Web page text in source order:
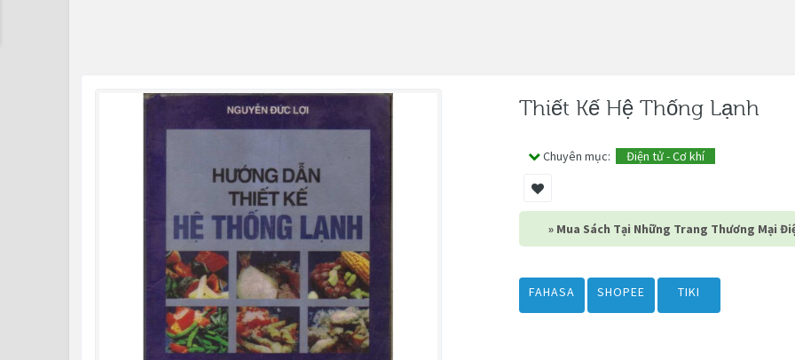
Thiết Kế Hệ Thống Lạnh
Chuyên mục: Điện tử - Cơ khí
» Mua Sách Tại Những Trang Thương Mại
FAHASA SHOPEE TIKI